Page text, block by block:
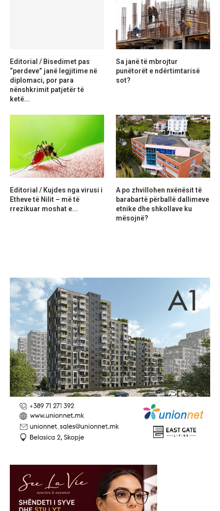
Editorial / Bisedimet pas
“perdeve” janë legjitime në
diplomaci, por para
nënshkrimit patjetër të
ketë...
Sa janë të mbrojtur
punëtorët e ndërtimtarisë
sot?
Editorial / Kujdes nga virusi i
Etheve të Nilit – më të
rrezikuar moshat e...
A po zhvillohen nxënësit të
barabartë përballë dallimeve
etnike dhe shkollave ku
mësojnë?